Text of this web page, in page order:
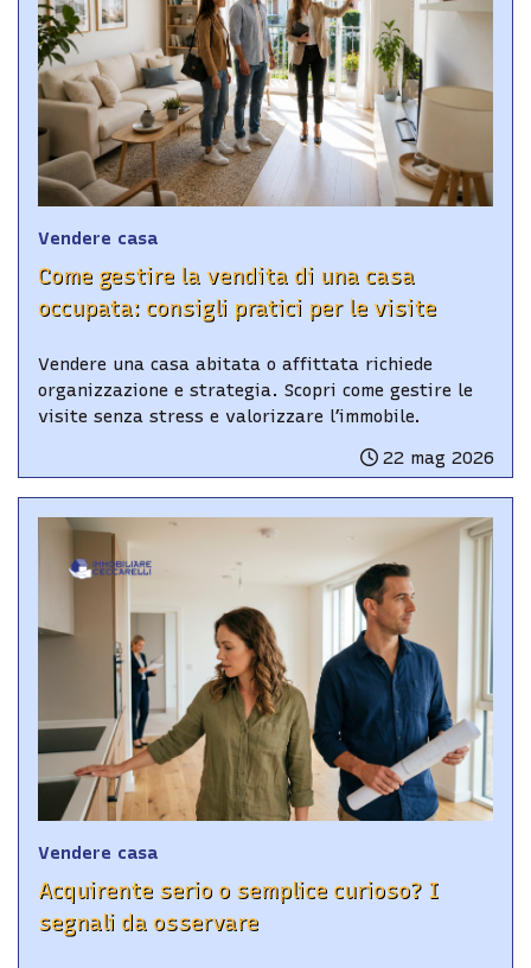
Vendere casa
Come gestire la vendita di una casa
occupata: consigli pratici per le visite
Vendere una casa abitata o affittata richiede
organizzazione e strategia. Scopri come gestire le
visite senza stress e valorizzare l’immobile.
22 mag 2026
Vendere casa
Acquirente serio o semplice curioso? I
segnali da osservare